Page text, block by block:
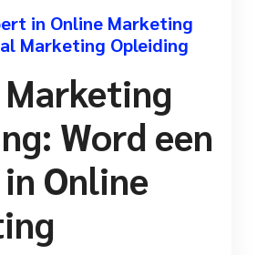
in Online Marketing
Marketing Opleiding
Word een
Online